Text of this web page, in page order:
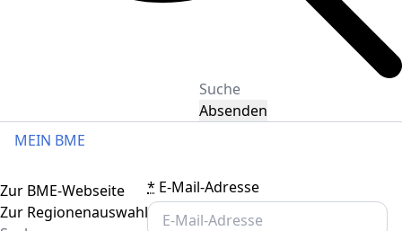
Absenden
MEIN BME
* E-Mail-Adresse
Toggle navigation
Zur BME-Webseite
Zur Regionenauswahl